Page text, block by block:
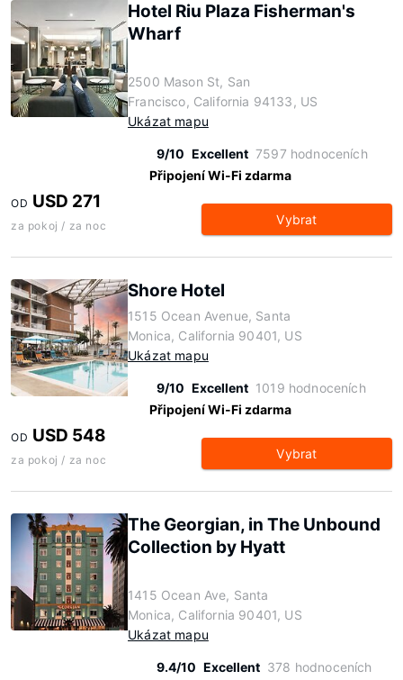
Hotel Riu Plaza Fisherman's
Wharf
2500 Mason St, San
Francisco, California 94133, US
Ukázat mapu
9/10 Excellent 7597 hodnoceních
Připojení Wi-Fi zdarma
OD USD 271
za pokoj / za noc Vybrat
Shore Hotel
1515 Ocean Avenue, Santa
Monica, California 90401, US
Ukázat mapu
9/10 Excellent 1019 hodnoceních
Připojení Wi-Fi zdarma
OD USD 548
za pokoj / za noc Vybrat
The Georgian, in The Unbound
Collection by Hyatt
1415 Ocean Ave, Santa
Monica, California 90401, US
Ukázat mapu
9.4/10 Excellent 378 hodnoceních